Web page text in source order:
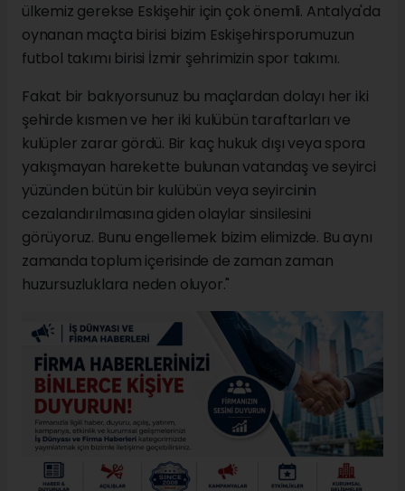
ülkemiz gerekse Eskişehir için çok önemli. Antalya'da
oynanan maçta birisi bizim Eskişehirsporumuzun
futbol takımı birisi İzmir şehrimizin spor takımı.
Fakat bir bakıyorsunuz bu maçlardan dolayı her iki
şehirde kısmen ve her iki kulübün taraftarları ve
kulüpler zarar gördü. Bir kaç hukuk dışı veya spora
yakışmayan harekette bulunan vatandaş ve seyirci
yüzünden bütün bir kulübün veya seyircinin
cezalandırılmasına giden olaylar sinsilesini
görüyoruz. Bunu engellemek bizim elimizde. Bu aynı
zamanda toplum içerisinde de zaman zaman
huzursuzluklara neden oluyor."